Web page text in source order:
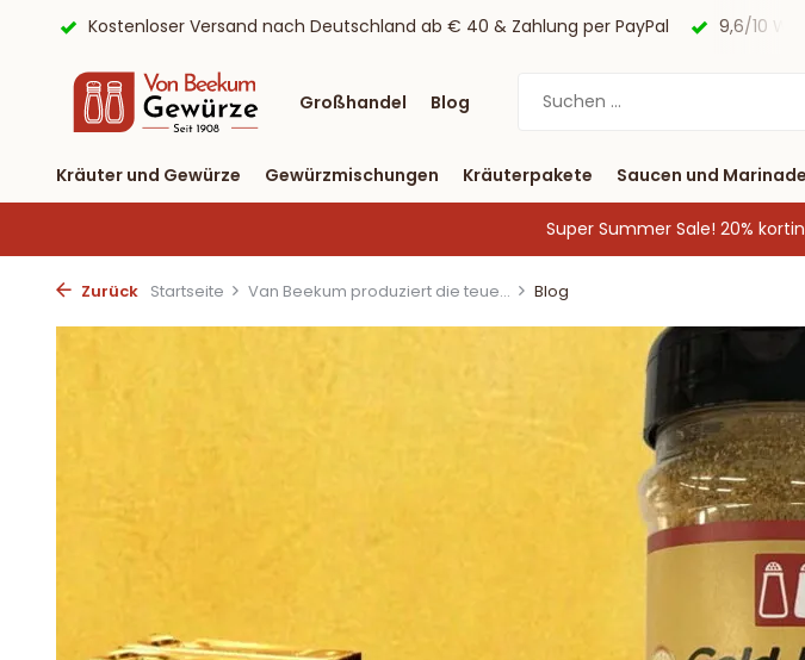
9,6/10 Webwinkelkeur ✔ Lieferung binnen drei Tagen Kostenloser Versand
Großhandel Blog
Kräuter und Gewürze Gewürzmischungen Kräuterpakete Saucen und
Super Summer Sale! 20%
Zurück Startseite Van Beekum produziert die teue... Blog